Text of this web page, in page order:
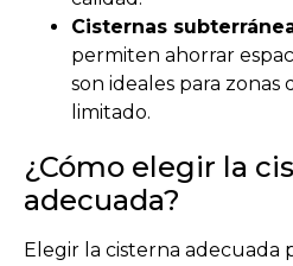
Cisternas
permiten ahorrar
son ideales para zonas
limitado.
¿Cómo elegir la
adecuada?
Elegir la cisterna adecuada